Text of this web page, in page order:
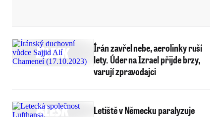
Írán zavřel nebe, aerolinky ruší
lety. Úder na Izrael přijde brzy,
varují zpravodajci
Letiště v Německu paralyzuje